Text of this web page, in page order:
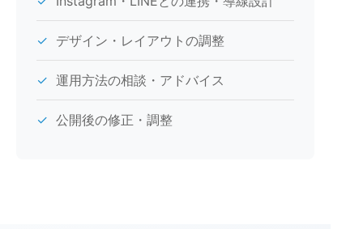
✓ デザイン・レイアウトの調整
✓ 運用方法の相談・アドバイス
✓ 公開後の修正・調整